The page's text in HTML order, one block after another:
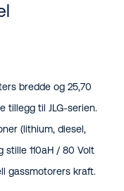
bredde og 25,70
tillegg til JLG-serien.
(lithium, diesel,
stille 110aH / 80 Volt
gassmotorers kraft.